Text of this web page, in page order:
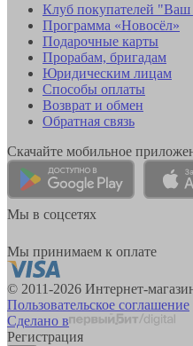
Клуб покупателей
Программа «Новосёл»
Подарочные карты
Прорабам, бригадам
Юридическим лицам
Способы оплаты
Возврат и обмен
Обратная связь
Скачайте мобильное
Мы в соцсетях
Мы принимаем к оплате
© 2011-2026 Интернет-
Пользовательское соглашение
Сделано в
Регистрация